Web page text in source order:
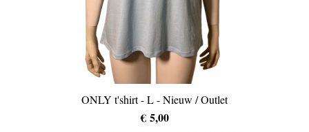
ONLY t'shirt - L - Nieuw / Outlet
€ 5,00